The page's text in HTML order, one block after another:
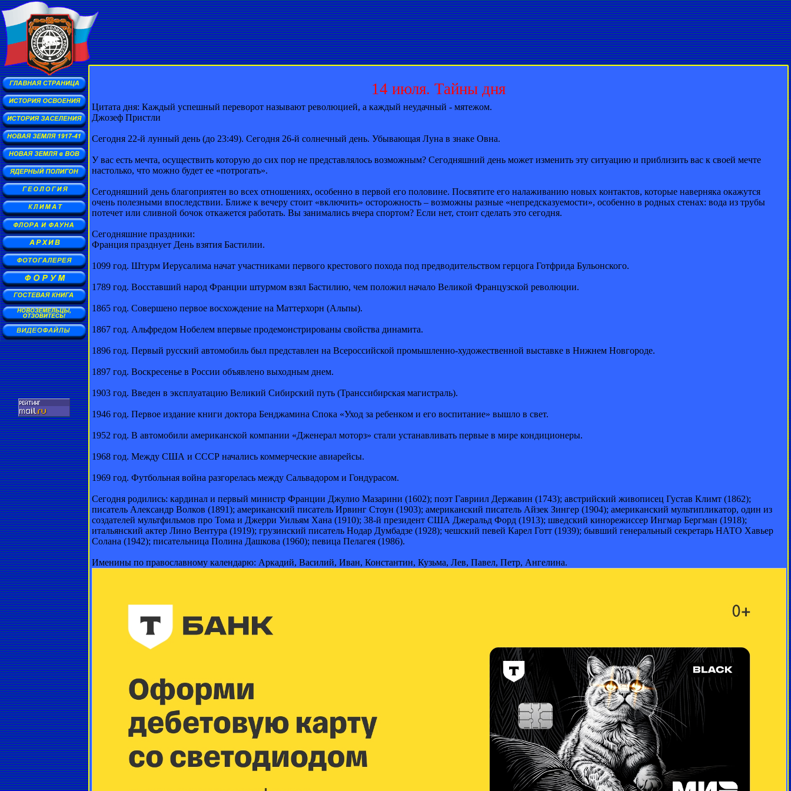
14 июля. Тайны дня
Цитата дня: Каждый успешный переворот называют революцией, а каждый неудачный - мятежом.
Джозеф Пристли
Сегодня 22-й лунный день (до 23:49). Сегодня 26-й солнечный день. Убывающая Луна в знаке Овна.
У вас есть мечта, осуществить которую до сих пор не представлялось возможным? Сегодняшний день может изменить эту ситуацию и приблизить вас к своей мечте
настолько, что можно будет ее «потрогать».
Сегодняшний день благоприятен во всех отношениях, особенно в первой его половине. Посвятите его налаживанию новых контактов, которые наверняка окажутся
очень полезными впоследствии. Ближе к вечеру стоит «включить» осторожность – возможны разные «непредсказуемости», особенно в родных стенах: вода из трубы
потечет или сливной бочок откажется работать. Вы занимались вчера спортом? Если нет, стоит сделать это сегодня.
Сегодняшние праздники:
Франция празднует День взятия Бастилии.
1099 год. Штурм Иерусалима начат участниками первого крестового похода под предводительством герцога Готфрида Бульонского.
1789 год. Восставший народ Франции штурмом взял Бастилию, чем положил начало Великой Французской революции.
1865 год. Совершено первое восхождение на Маттерхорн (Альпы).
1867 год. Альфредом Нобелем впервые продемонстрированы свойства динамита.
1896 год. Первый русский автомобиль был представлен на Всероссийской промышленно-художественной выставке в Нижнем Новгороде.
1897 год. Воскресенье в России объявлено выходным днем.
1903 год. Введен в эксплуатацию Великий Сибирский путь (Транссибирская магистраль).
1946 год. Первое издание книги доктора Бенджамина Спока «Уход за ребенком и его воспитание» вышло в свет.
1952 год. В автомобили американской компании «Дженерал моторз» стали устанавливать первые в мире кондиционеры.
1968 год. Между США и СССР начались коммерческие авиарейсы.
1969 год. Футбольная война разгорелась между Сальвадором и Гондурасом.
Сегодня родились: кардинал и первый министр Франции Джулио Мазарини (1602); поэт Гавриил Державин (1743); австрийский живописец Густав Климт (1862);
писатель Александр Волков (1891); американский писатель Ирвинг Стоун (1903); американский писатель Айзек Зингер (1904); американский мультипликатор, один из
создателей мультфильмов про Тома и Джерри Уильям Хана (1910); 38-й президент США Джеральд Форд (1913); шведский кинорежиссер Ингмар Бергман (1918);
итальянский актер Лино Вентура (1919); грузинский писатель Нодар Думбадзе (1928); чешский певей Карел Готт (1939); бывший генеральный секретарь НАТО Хавьер
Солана (1942); писательница Полина Дашкова (1960); певица Пелагея (1986).
Именины по православному календарю: Аркадий, Василий, Иван, Константин, Кузьма, Лев, Павел, Петр, Ангелина.